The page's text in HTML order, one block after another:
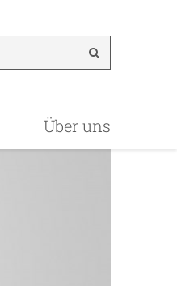
Über uns